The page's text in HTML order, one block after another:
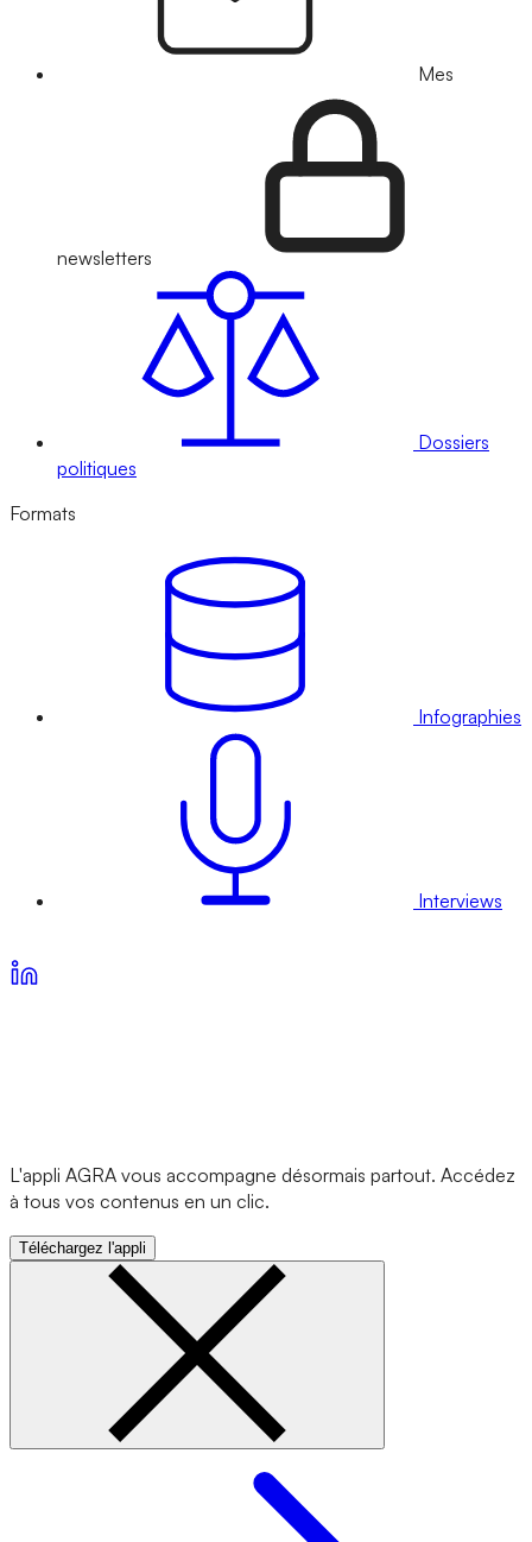
Mes
newsletters
Dossiers
politiques
Formats
Infographies
Interviews
L'appli AGRA vous accompagne désormais partout. Accédez
à tous vos contenus en un clic.
Téléchargez l'appli